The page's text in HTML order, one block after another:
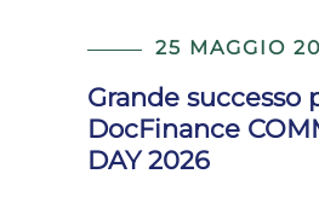
25 MAGGIO
Grande successo
DocFinance
DAY 2026